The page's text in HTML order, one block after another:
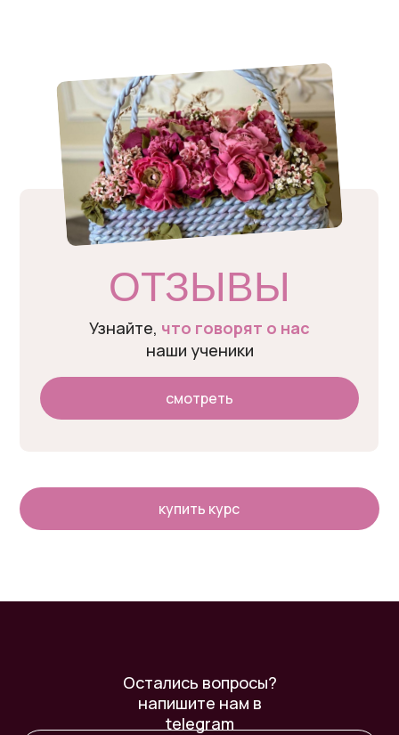
ОТЗЫВЫ
Узнайте, что говорят о нас
наши ученики
cмотреть
купить курс
Остались вопросы?
напишите нам в
telegram